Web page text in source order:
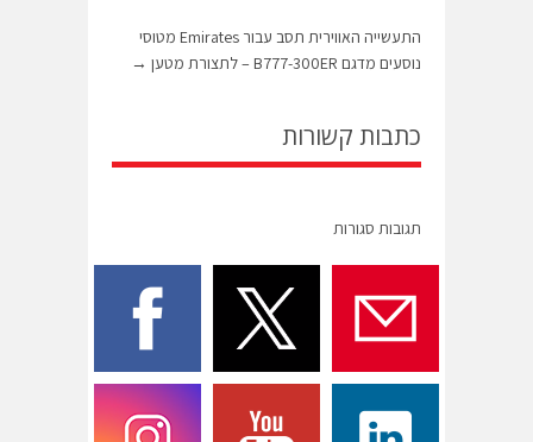
התעשייה האווירית תסב עבור Emirates מטוסי
נוסעים מדגם B777-300ER – לתצורת מטען
→
כתבות קשורות
תגובות סגורות